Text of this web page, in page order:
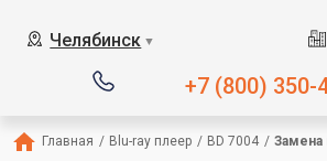
Челябинск ▼
+7 (800) 350-
Главная / Blu-ray плеер / BD 7004 / Замена